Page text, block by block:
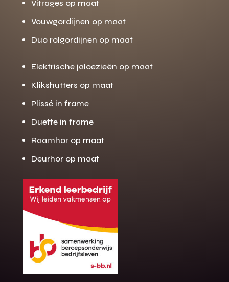
Gratis offerte
op maat?
Binnen 24 uur jouw gratis offerte
10 jaar garantie op de montage
Vitrages op maat
Vouwgordijnen op maat
Duo rolgordijnen op maat
Elektrische jaloezieën op maat
Klikshutters op maat
Plissé in frame
Duette in frame
Raamhor op maat
Deurhor op maat